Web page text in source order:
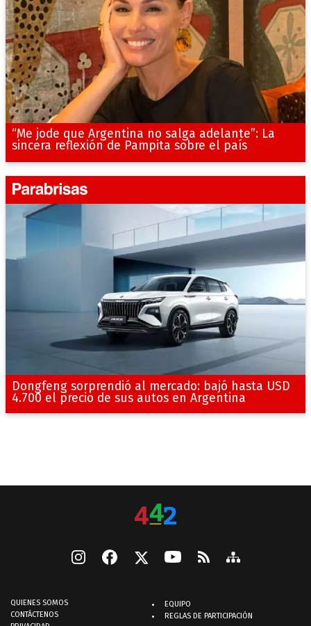
“Me jode que Argentina no salga adelante”: La
sincera reflexión de Pampita sobre el país
Dongfeng sorprendió al mercado: bajó hasta USD
4.700 el precio de sus autos en Argentina
QUIENES SOMOS
CONTÁCTENOS
EQUIPO
REGLAS DE PARTICIPACIÓN